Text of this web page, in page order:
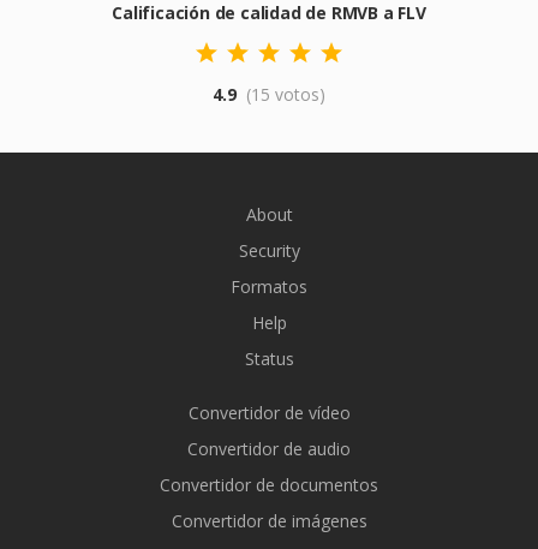
Calificación de calidad de RMVB a FLV
4.9 (15 votos)
About
Security
Formatos
Help
Status
Convertidor de vídeo
Convertidor de audio
Convertidor de documentos
Convertidor de imágenes